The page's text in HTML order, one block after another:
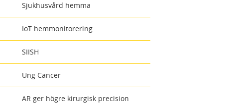
Sjukhusvård hemma
IoT hemmonitorering
SIISH
Ung Cancer
AR ger högre kirurgisk precision